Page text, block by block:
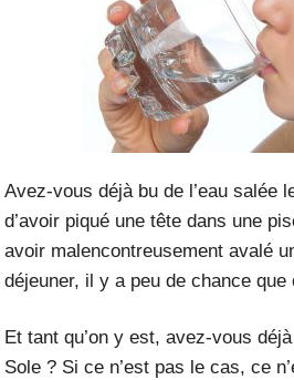
Avez-vous déjà bu de l’eau salée
d’avoir piqué une tête dans une
avoir malencontreusement avalé
déjeuner, il y a peu de chance
Et tant qu’on y est, avez-vous
Sole ? Si ce n’est pas le cas, ce